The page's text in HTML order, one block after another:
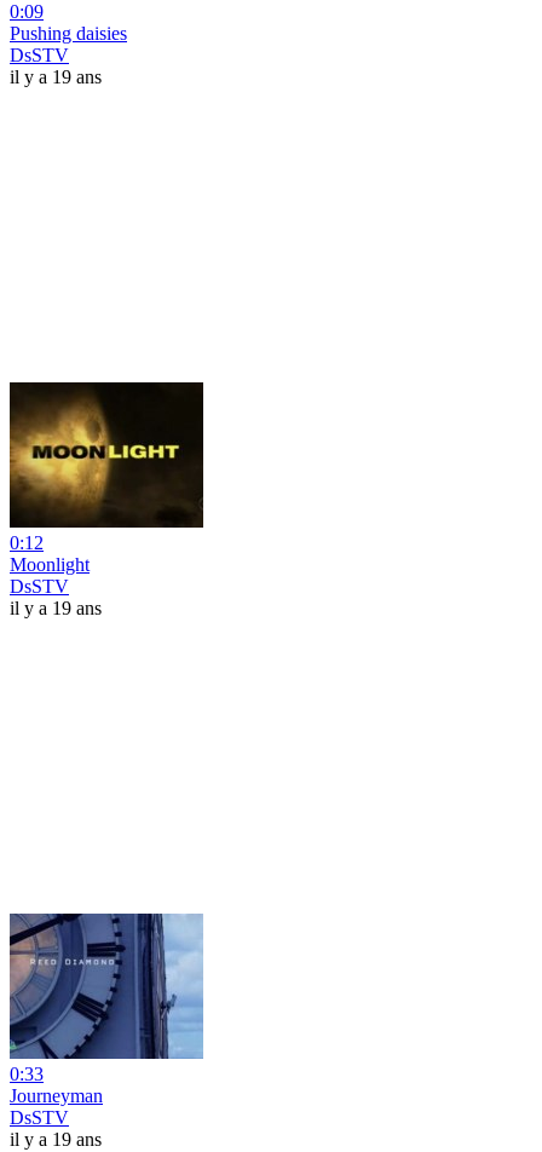
0:09
Pushing daisies
DsSTV
il y a 19 ans
0:12
Moonlight
DsSTV
il y a 19 ans
0:33
Journeyman
DsSTV
il y a 19 ans